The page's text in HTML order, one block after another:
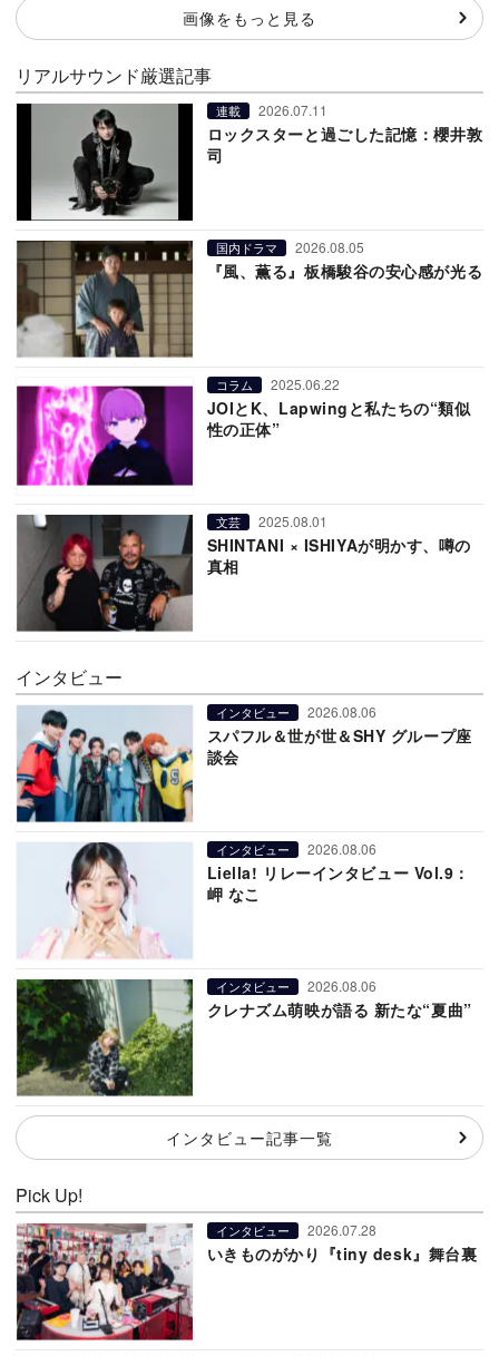
画像をもっと見る
リアルサウンド厳選記事
連載 2026.07.11
ロックスターと過ごした記憶：櫻井敦
司
国内ドラマ 2026.08.05
『風、薫る』板橋駿谷の安心感が光る
コラム 2025.06.22
JOIとK、Lapwingと私たちの“類似
性の正体”
文芸 2025.08.01
SHINTANI × ISHIYAが明かす、噂の
真相
インタビュー
インタビュー 2026.08.06
スパフル＆世が世＆SHY グループ座
談会
インタビュー 2026.08.06
Liella! リレーインタビュー Vol.9：
岬 なこ
インタビュー 2026.08.06
クレナズム萌映が語る 新たな“夏曲”
インタビュー記事一覧
Pick Up!
インタビュー 2026.07.28
いきものがかり『tiny desk』舞台裏